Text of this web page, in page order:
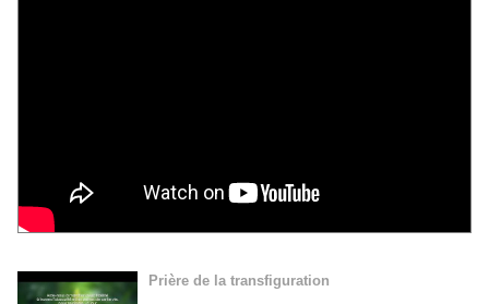
Prière de la transfiguration